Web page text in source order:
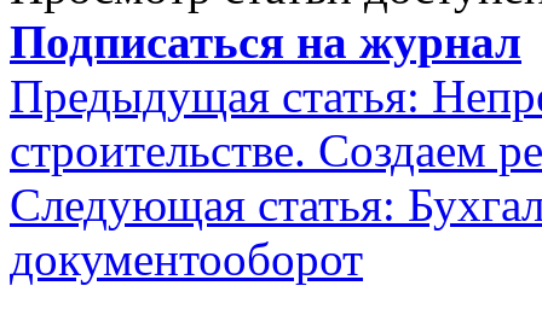
Подписаться на журнал
Предыдущая статья:
строительстве. Создаем
Следующая статья:
документооборот